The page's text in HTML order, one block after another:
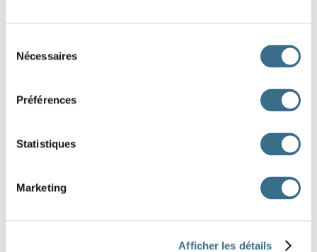
Nécessaires
Préférences
Statistiques
Marketing
Afficher les détails
Tu postes le courrier. >>> le courrier
Nous possédons des livres. >>> des
des
fraises ?